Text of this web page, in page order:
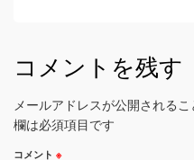
コメントを残す
メールアドレスが公開されるこ
欄は必須項目です
コメント ※